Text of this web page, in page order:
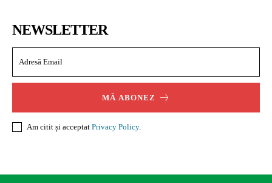
NEWSLETTER
MĂ ABONEZ
Am citit și acceptat Privacy Policy.